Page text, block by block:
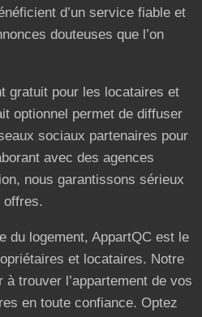
d’un service fiable et
douteuses que l’on
gratuit pour les locataires et
optionnel permet de diffuser
sociaux partenaires pour
avec des agences
nous garantissons sérieux
offres.
du logement, AppartQC est le
et locataires. Notre
trouver l’appartement de vos
en toute confiance. Optez